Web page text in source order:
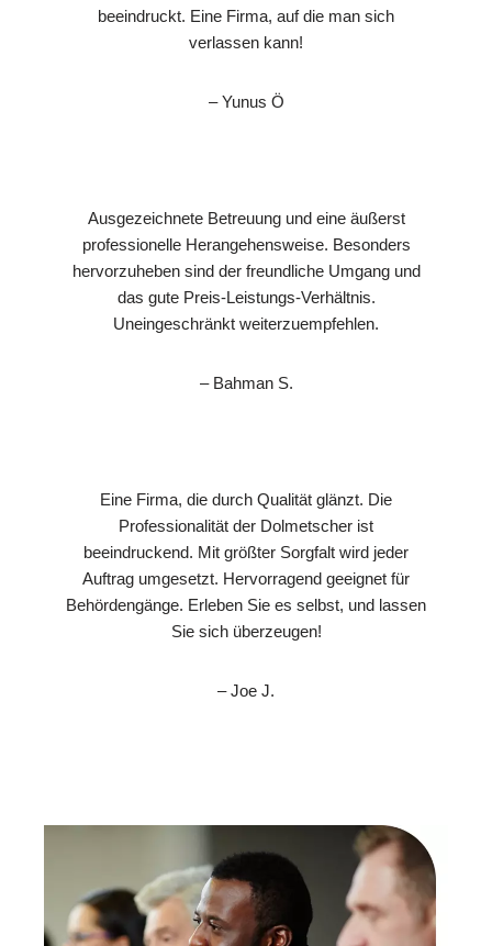
beeindruckt. Eine Firma, auf die man sich
verlassen kann!
– Yunus Ö
Ausgezeichnete Betreuung und eine äußerst
professionelle Herangehensweise. Besonders
hervorzuheben sind der freundliche Umgang und
das gute Preis-Leistungs-Verhältnis.
Uneingeschränkt weiterzuempfehlen.
– Bahman S.
Eine Firma, die durch Qualität glänzt. Die
Professionalität der Dolmetscher ist
beeindruckend. Mit größter Sorgfalt wird jeder
Auftrag umgesetzt. Hervorragend geeignet für
Behördengänge. Erleben Sie es selbst, und lassen
Sie sich überzeugen!
– Joe J.